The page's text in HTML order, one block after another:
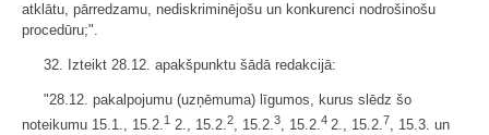
atklātu, pārredzamu, nediskriminējošu un konkurenci nodrošinošu
procedūru;".
32. Izteikt 28.12. apakšpunktu šādā redakcijā:
"28.12. pakalpojumu (uzņēmuma) līgumos, kurus slēdz šo
noteikumu 15.1., 15.2.1 2., 15.2.2, 15.2.3, 15.2.4 2., 15.2.7, 15.3. un